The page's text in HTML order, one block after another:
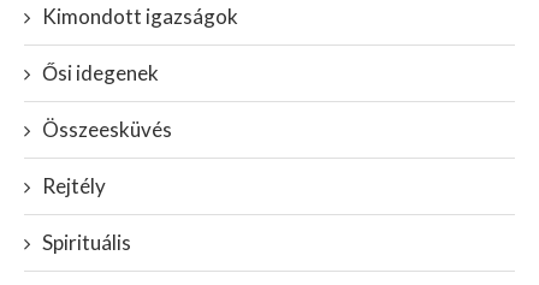
Kimondott igazságok
Ősi idegenek
Összeesküvés
Rejtély
Spirituális